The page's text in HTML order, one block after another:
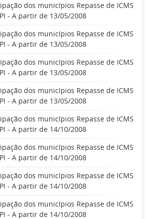
dos municípios Repasse de ICMS
- A partir de 13/05/2008
dos municípios Repasse de ICMS
- A partir de 13/05/2008
dos municípios Repasse de ICMS
- A partir de 13/05/2008
dos municípios Repasse de ICMS
- A partir de 13/05/2008
dos municípios Repasse de ICMS
- A partir de 14/10/2008
dos municípios Repasse de ICMS
- A partir de 14/10/2008
dos municípios Repasse de ICMS
- A partir de 14/10/2008
dos municípios Repasse de ICMS
- A partir de 14/10/2008